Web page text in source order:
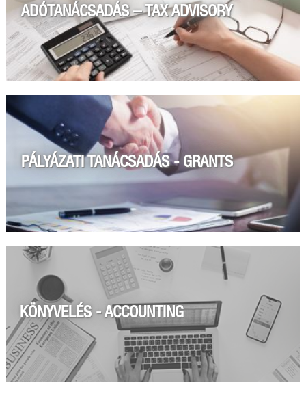
ADÓTANÁCSADÁS – TAX ADVISORY
PÁLYÁZATI TANÁCSADÁS - GRANTS
KÖNYVELÉS - ACCOUNTING